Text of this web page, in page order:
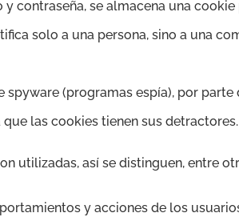
contraseña, se almacena una
solo a una persona, sino a una
(programas espía), por
las cookies tienen sus detractores.
utilizadas, así se distinguen, entre
y acciones de los